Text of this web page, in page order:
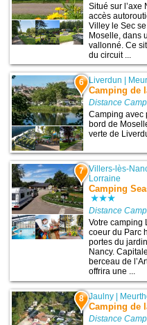
Situé sur l’axe
accès
Villey le Sec
Moselle, dans
vallonné. Ce
du circuit ...
6 Liverdun |
Camping de
Distance
Camping avec
bord de
verte de
7 Villers-lès-
Lorraine
Camping
Distance
Votre camping
coeur du Parc
portes du
Nancy.
berceau de
offrira une ...
8 Jaulny
Camping de
Distance